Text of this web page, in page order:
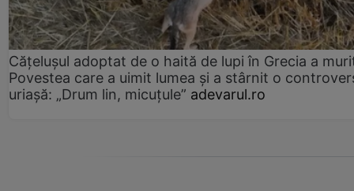
Cățelușul adoptat de o haită de lupi în Grecia a
Povestea care a uimit lumea și a stârnit o
uriașă: „Drum lin, micuțule” adevarul.ro